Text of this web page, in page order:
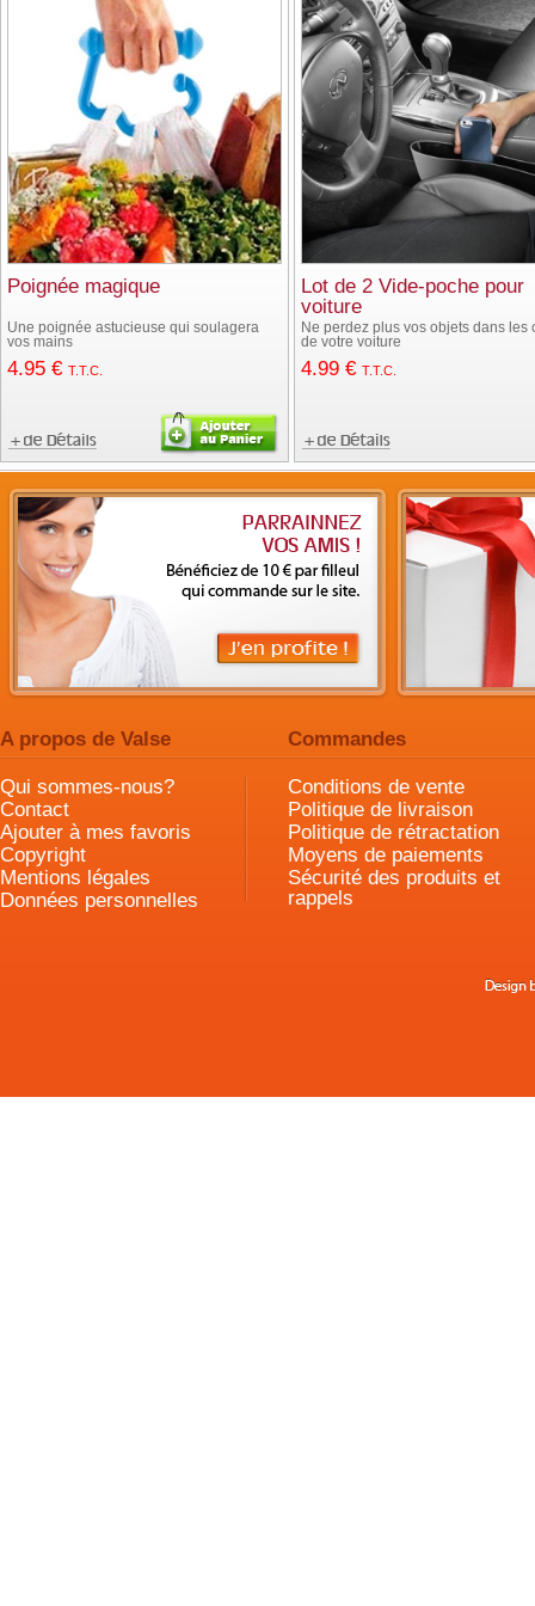
Poignée magique
Une poignée astucieuse qui soulagera
vos mains
4.95 € T.T.C.
Lot de 2 Vide-poche pour
voiture
Ne perdez plus vos objets dans les
de votre voiture
4.99 € T.T.C.
A propos de Valse Commandes
Qui sommes-nous?
Contact
Ajouter à mes favoris
Copyright
Mentions légales
Données personnelles
Conditions de vente
Politique de livraison
Politique de rétractation
Moyens de paiements
Sécurité des produits et
rappels